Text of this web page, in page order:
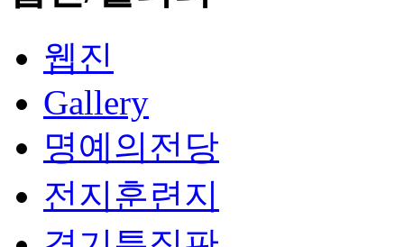
웹진
Gallery
명예의전당
전지훈련지